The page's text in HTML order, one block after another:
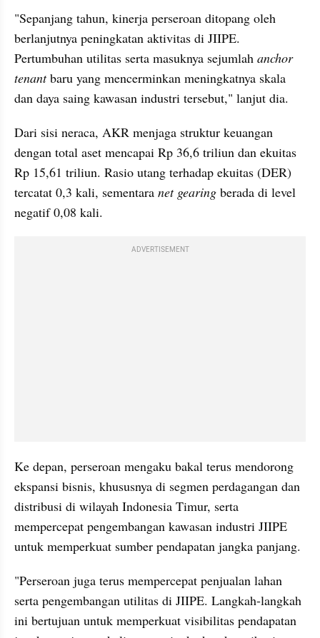
"Sepanjang tahun, kinerja perseroan ditopang oleh
berlanjutnya peningkatan aktivitas di JIIPE.
Pertumbuhan utilitas serta masuknya sejumlah anchor
tenant baru yang mencerminkan meningkatnya skala
dan daya saing kawasan industri tersebut," lanjut dia.
Dari sisi neraca, AKR menjaga struktur keuangan
dengan total aset mencapai Rp 36,6 triliun dan ekuitas
Rp 15,61 triliun. Rasio utang terhadap ekuitas (DER)
tercatat 0,3 kali, sementara net gearing berada di level
negatif 0,08 kali.
ADVERTISEMENT
Ke depan, perseroan mengaku bakal terus mendorong
ekspansi bisnis, khususnya di segmen perdagangan dan
distribusi di wilayah Indonesia Timur, serta
mempercepat pengembangan kawasan industri JIIPE
untuk memperkuat sumber pendapatan jangka panjang.
"Perseroan juga terus mempercepat penjualan lahan
serta pengembangan utilitas di JIIPE. Langkah-langkah
ini bertujuan untuk memperkuat visibilitas pendapatan